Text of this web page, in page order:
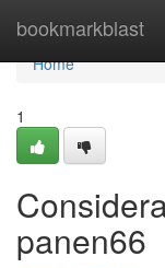
bookmarkblast
Home
Home
1
panen66